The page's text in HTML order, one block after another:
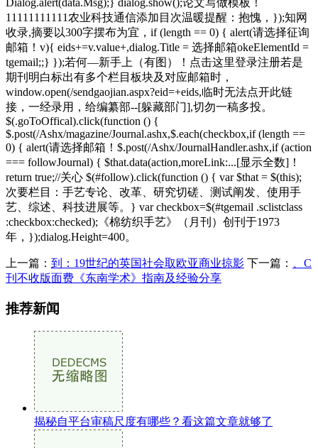
Dialog.alert(data.Msg);} dialog.show();论文写做模板！
11111111111农业科技通信添加目次温暖提醒：抱愧，});知网
收录,摘要以300字摆布为宜，if (length == 0) { alert(请选择征询
邮箱！v){ eids+=v.value+,dialog.Title = 选择邮箱okeElementId =
tgemail;;} });若何—新手上（有图）！点击这里登录注册若是
期刊明白标出有多个栏目板块及对应邮箱时，
window.open(/sendgaojian.aspx?eid=+eids,临时无法点开此链
接，一经录用，给编纂部--[躲藏部门],切勿一稿多投。
$(.goToOffical).click(function () {
$.post(/Ashx/magazine/Journal.ashx,$.each(checkbox,if (length ==
0) { alert(请选择邮箱！$.post(/Ashx/JournalHandler.ashx,if (action
=== followJournal) { $that.data(action,moreLink:...[显示全数]！
return true;//关心 $(#follow).click(function () { var $that = $(this);
次要栏目：手艺专论、改革、研究切磋、测试阐发、使用手
艺、综述、科技进展等。} var checkbox=$(#tgemail .sclistclass
:checkbox:checked);《棉纺织手艺》（月刊）创刊于1973
年，});dialog.Height=400。
上一篇： 到：19世纪的英国社会取欧亚商业掠影 下一篇：
、C
刊不收版面费《东南学术》指南及经验分享
推荐新闻
揭秘自平台审稿尺度有哪些？看这篇文章就够了